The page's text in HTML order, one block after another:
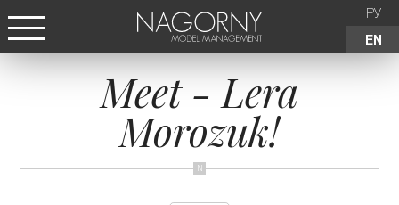
РУ
EN
СТАТЬ МОДЕЛЬЮ
FEMALE
Meet - Lera
Morozuk!